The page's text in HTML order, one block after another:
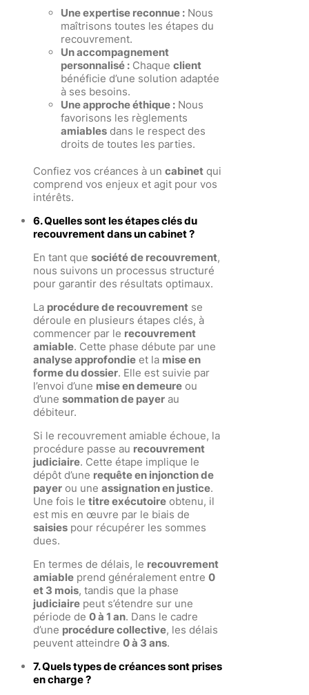
Une expertise reconnue : Nous
maîtrisons toutes les étapes du
recouvrement.
Un accompagnement
personnalisé : Chaque client
bénéficie d’une solution adaptée
à ses besoins.
Une approche éthique : Nous
favorisons les règlements
amiables dans le respect des
droits de toutes les parties.
Confiez vos créances à un cabinet qui
comprend vos enjeux et agit pour vos
intérêts.
6. Quelles sont les étapes clés du
recouvrement dans un cabinet ?
En tant que société de recouvrement,
nous suivons un processus structuré
pour garantir des résultats optimaux.
La procédure de recouvrement se
déroule en plusieurs étapes clés, à
commencer par le recouvrement
amiable. Cette phase débute par une
analyse approfondie et la mise en
forme du dossier. Elle est suivie par
l’envoi d’une mise en demeure ou
d’une sommation de payer au
débiteur.
Si le recouvrement amiable échoue, la
procédure passe au recouvrement
judiciaire. Cette étape implique le
dépôt d’une requête en injonction de
payer ou une assignation en justice.
Une fois le titre exécutoire obtenu, il
est mis en œuvre par le biais de
saisies pour récupérer les sommes
dues.
En termes de délais, le recouvrement
amiable prend généralement entre 0
et 3 mois, tandis que la phase
judiciaire peut s’étendre sur une
période de 0 à 1 an. Dans le cadre
d’une procédure collective, les délais
peuvent atteindre 0 à 3 ans.
7. Quels types de créances sont prises
en charge ?